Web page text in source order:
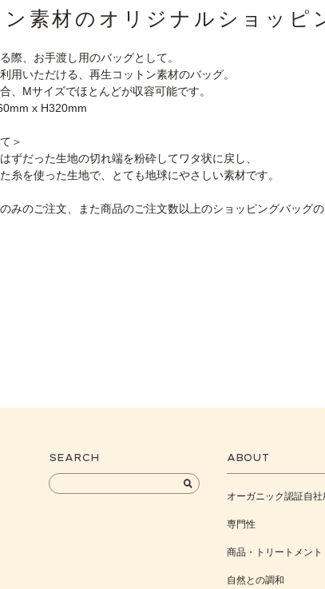
素材のオリジナルショッピ
際、お手渡し用のバッグとして。
用いただける、再生コットン素材のバッグ。
、Mサイズでほとんどが収容可能です。
x H320mm
＞
ずだった生地の切れ端を粉砕してワタ状に戻し、
糸を使った生地で、とても地球にやさしい素材です。
みのご注文、また商品のご注文数以上のショッピングバッグ
SEARCH ABOUT
オーガニック認証自社
専門性
商品・トリートメント
自然との調和